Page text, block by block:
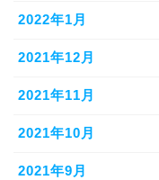
2022年1月
2021年12月
2021年11月
2021年10月
2021年9月